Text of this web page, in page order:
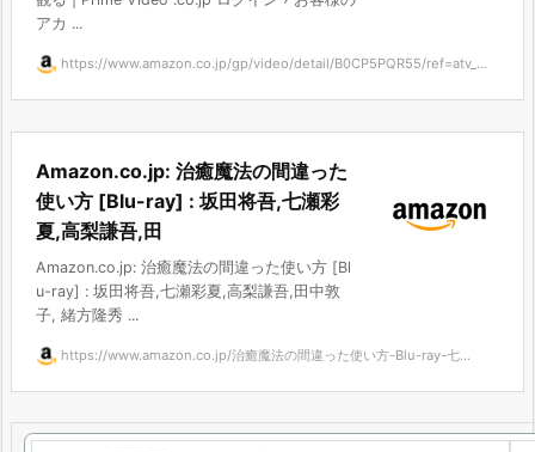
アカ ...
https://www.amazon.co.jp/gp/video/detail/B0CP5PQR55/ref=atv_...
Amazon.co.jp: 治癒魔法の間違った
使い方 [Blu-ray] : 坂田将吾,七瀬彩
夏,高梨謙吾,田
Amazon.co.jp: 治癒魔法の間違った使い方 [Bl
u-ray] : 坂田将吾,七瀬彩夏,高梨謙吾,田中敦
子, 緒方隆秀 ...
https://www.amazon.co.jp/治癒魔法の間違った使い方-Blu-ray-七...